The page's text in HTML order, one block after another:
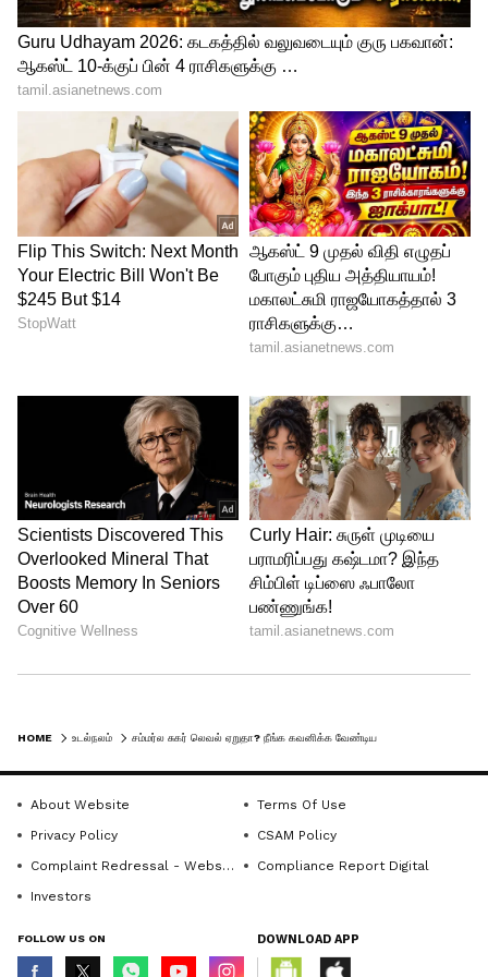
Image Credit :Getty
பழங்கள் சாப்பிடலாமா? இந்த ரூல்
வெயில் காலம்னாலே பழங்களின் சீசன்
தான். ஆனால், தர்பூசணி மற்றும்
மாம்பழத்தில் 'கிளைசெமிக் இண்டெக்ஸ்'
(Glycemic Index) அதிகம். ஆசைக்காக ஒரு
துண்டு சாப்பிடலாம், ஆனால் ஜூஸாக
குடிக்கக் கூடாது. அதற்குப் பதிலாக
நீர்ச்சத்து நிறைந்த வெள்ளரிக்காய்,
தாராளமாகச் சேர்க்கலாம்.
5
குளுக்கோமீட்டர் ரீடிங் தப்பாகலாம்:
உங்கள் வீட்டில் இருக்கும் குளுக்கோமீட்டர்
மற்றும் டெஸ்டிங் ஸ்ட்ரிப்ஸ் (Strips) அதிக
வெப்பமான இடத்தில் இருந்தால், அது
காட்டும் ரீடிங் தப்பாக இருக்க வாய்ப்பு
நிழலான இடத்தில் வையுங்கள். வெயிலில்
HOME உடல்நலம்
About Website
Terms Of Use
Privacy Policy
CSAM Policy
Complaint Redressal - Website
Compliance Report Digital
Investors
FOLLOW US ON DOWNLOAD APP